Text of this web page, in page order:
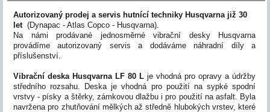
Autorizovaný prodej a servis hutnící techniky Husqvarna již 30
let (Dynapac - Atlas Copco - Husqvarna).
Na námi prodávané jednosměrné vibrační desky Husqvarna
provádíme autorizovaný servis a dodáváme náhradní díly a
příslušenství.
Vibrační deska Husqvarna LF 80 L je vhodná pro opravy a údržby
středního rozsahu. Deska je vhodná pro použití na sypké spodní
vrstvy - písky a štěrky, zámkovou dlažbu i pro použití na asfalt. Byla
navržena pro zhutňování mělkých až středně hlubokých vrstev, které